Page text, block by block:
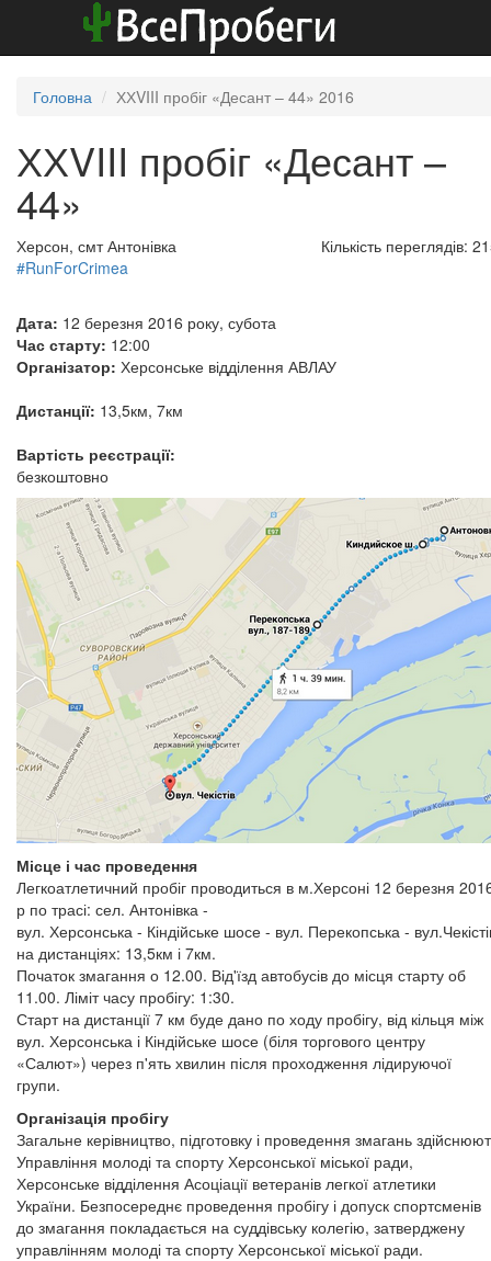
Головна ХХVIII пробіг «Десант – 44» 2016
ХХVIII пробіг «Десант –
44»
Херсон, смт Антонівка
Кількість переглядів:
#RunForCrimea
Дата: 12 березня 2016 року, субота
Час старту: 12:00
Організатор: Херсонське відділення АВЛАУ
Дистанції: 13,5км, 7км
Вартість реєстрації:
безкоштовно
Місце і час проведення
Легкоатлетичний пробіг проводиться в м.Херсоні 12 березня
р по трасі: сел. Антонівка -
вул. Херсонська - Кіндійське шосе - вул. Перекопська -
на дистанціях: 13,5км і 7км.
Початок змагання о 12.00. Від'їзд автобусів до місця старту об
11.00. Ліміт часу пробігу: 1:30.
Старт на дистанції 7 км буде дано по ходу пробігу, від кільця між
вул. Херсонська і Кіндійське шосе (біля торгового центру
«Салют») через п'ять хвилин після проходження лідируючої
групи.
Організація пробігу
Загальне керівництво, підготовку і проведення змагань
Управління молоді та спорту Херсонської міської ради,
Херсонське відділення Асоціації ветеранів легкої атлетики
України. Безпосереднє проведення пробігу і допуск спортсменів
до змагання покладається на суддівську колегію, затверджену
управлінням молоді та спорту Херсонської міської ради.